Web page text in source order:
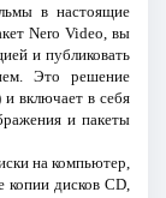
в настоящие
Nero Video, вы
и публиковать
Это решение
включает в себя
и пакеты
на компьютер,
дисков CD,